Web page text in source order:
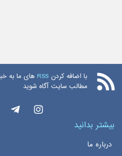
با اضافه کردن RSS های ما به
مطالب سایت آگاه شوید
بیشتر بدانید
درباره ما